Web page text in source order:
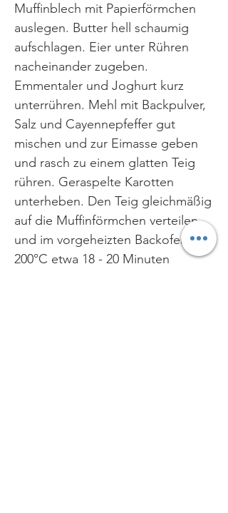
Muffinblech mit Papierförmchen
auslegen. Butter hell schaumig
aufschlagen. Eier unter Rühren
nacheinander zugeben.
Emmentaler und Joghurt kurz
unterrühren. Mehl mit Backpulver,
Salz und Cayennepfeffer gut
mischen und zur Eimasse geben
und rasch zu einem glatten Teig
rühren. Geraspelte Karotten
unterheben. Den Teig gleichmäßig
auf die Muffinförmchen verteilen
und im vorgeheizten Backofen bei
200°C etwa 18 - 20 Minuten